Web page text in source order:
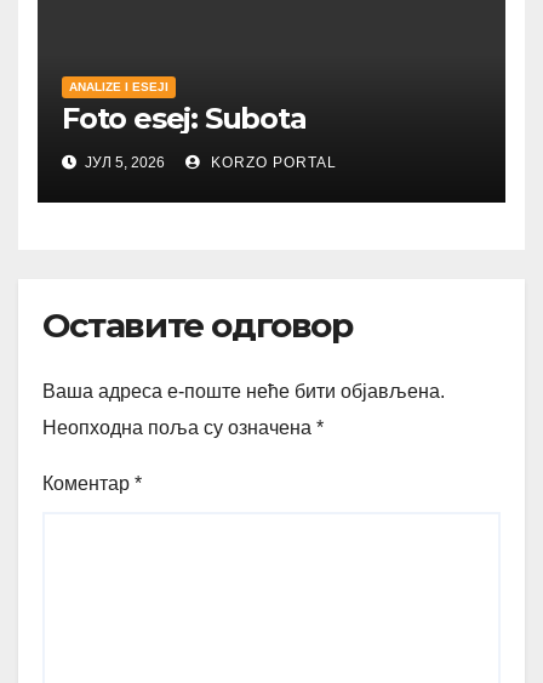
ANALIZE I ESEJI
Foto esej: Subota
ЈУЛ 5, 2026 KORZO PORTAL
Оставите одговор
Ваша адреса е-поште неће бити објављена.
Неопходна поља су означена *
Коментар *